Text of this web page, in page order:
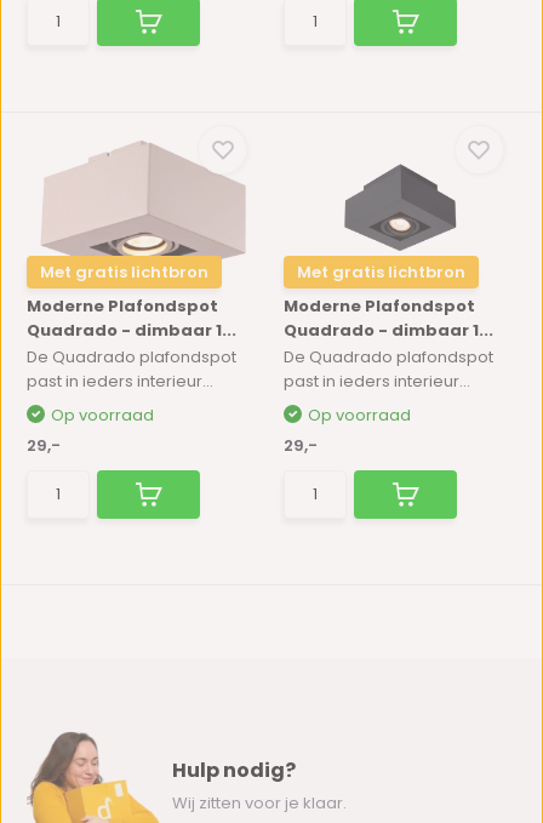
Met gratis lichtbron
Moderne Plafondspot
Quadrado - dimbaar 1...
De Quadrado plafondspot
past in ieders interieur...
Op voorraad
29,-
Met gratis lichtbron
Moderne Plafondspot
Quadrado - dimbaar 1...
De Quadrado plafondspot
past in ieders interieur...
Op voorraad
29,-
Hulp nodig?
Wij zitten voor je klaar.